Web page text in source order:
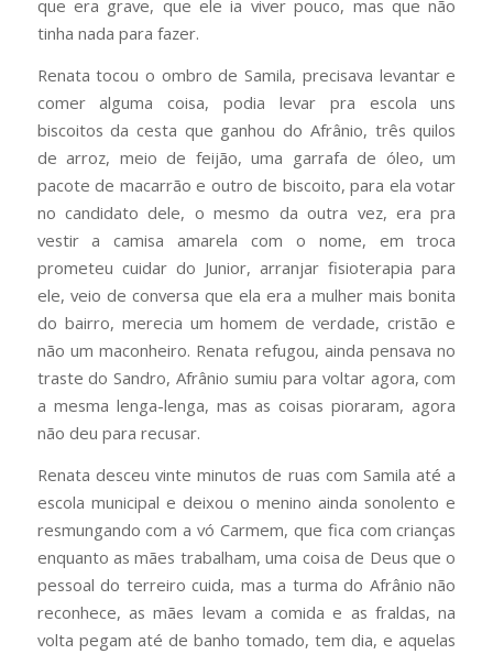
que era grave, que ele ia viver pouco, mas que não
tinha nada para fazer.
Renata tocou o ombro de Samila, precisava levantar e
comer alguma coisa, podia levar pra escola uns
biscoitos da cesta que ganhou do Afrânio, três quilos
de arroz, meio de feijão, uma garrafa de óleo, um
pacote de macarrão e outro de biscoito, para ela votar
no candidato dele, o mesmo da outra vez, era pra
vestir a camisa amarela com o nome, em troca
prometeu cuidar do Junior, arranjar fisioterapia para
ele, veio de conversa que ela era a mulher mais bonita
do bairro, merecia um homem de verdade, cristão e
não um maconheiro. Renata refugou, ainda pensava no
traste do Sandro, Afrânio sumiu para voltar agora, com
a mesma lenga-lenga, mas as coisas pioraram, agora
não deu para recusar.
Renata desceu vinte minutos de ruas com Samila até a
escola municipal e deixou o menino ainda sonolento e
resmungando com a vó Carmem, que fica com crianças
enquanto as mães trabalham, uma coisa de Deus que o
pessoal do terreiro cuida, mas a turma do Afrânio não
reconhece, as mães levam a comida e as fraldas, na
volta pegam até de banho tomado, tem dia, e aquelas